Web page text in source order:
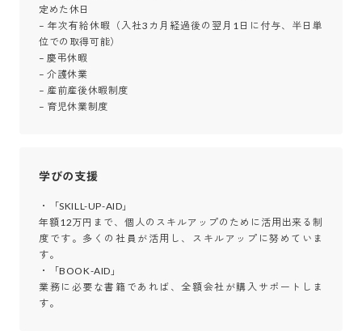
定めた休日
– 年次有給休暇（入社3カ月経過後の翌月1日に付与、半日単
位での取得可能）
– 慶弔休暇
– 介護休業
– 産前産後休暇制度
– 育児休業制度
学びの支援
・「SKILL-UP-AID」
年額12万円まで、個人のスキルアップのために活用出来る制
度です。多くの社員が活用し、スキルアップに努めていま
す。
・「BOOK-AID」
業務に必要な書籍であれば、全額会社が購入サポートしま
す。